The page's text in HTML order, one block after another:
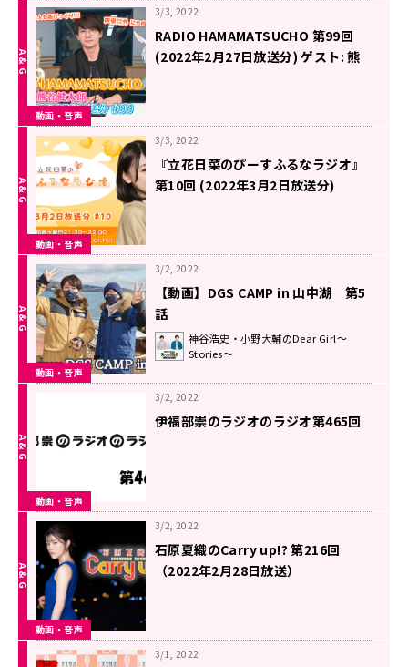
動画・音声
3/3, 2022
RADIO HAMAMATSUCHO 第99回
(2022年2月27日放送分) ゲスト: 熊
動画・音声
3/3, 2022
『立花日菜のぴーすふるなラジオ』
第10回 (2022年3月2日放送分)
動画・音声
3/2, 2022
【動画】DGS CAMP in 山中湖 第5
話
神谷浩史・小野大輔のDear Girl～
Stories～
動画・音声
3/2, 2022
伊福部崇のラジオのラジオ第465回
動画・音声
3/2, 2022
石原夏織のCarry up!? 第216回
（2022年2月28日放送）
3/1, 2022